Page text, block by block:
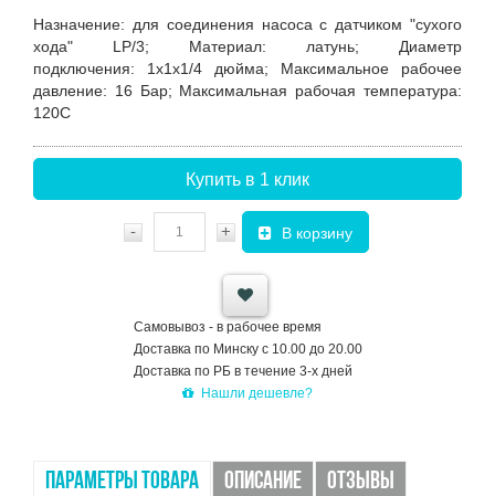
Назначение: для соединения насоса с датчиком "сухого
хода" LP/3; Материал: латунь; Диаметр
подключения:
1х1х1/4 дюйма; Максимальное рабочее
давление: 16 Бар; Максимальная рабочая температура:
120С
Купить в 1 клик
- + В корзину
Самовывоз - в рабочее время
Доставка по Минску с 10.00 до 20.00
Доставка по РБ в течение 3-х дней
Нашли дешевле?
ПАРАМЕТРЫ ТОВАРА ОПИСАНИЕ ОТЗЫВЫ